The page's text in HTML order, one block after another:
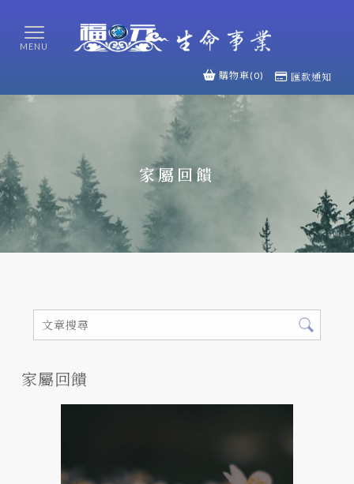
購物車(0) 匯款通知
家屬回饋
家屬回饋